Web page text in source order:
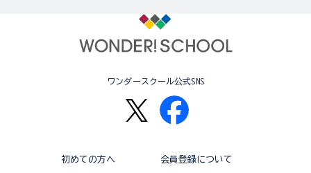
ワンダースクール公式SNS
初めての方へ 会員登録について